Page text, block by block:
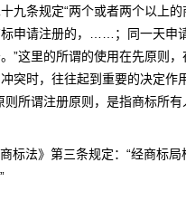
九条规定“两个或者两个以上
申请注册的，……；同一天申
”这里的所谓的使用在先原则
突时，往往起到重要的决定作用
则所谓注册原则，是指商标所
标法》第三条规定：“经商标